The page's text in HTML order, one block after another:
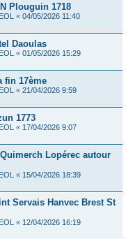
Plouguin 1718
« 04/05/2026 11:40
Daoulas
« 01/05/2026 15:29
fin 17ème
« 21/04/2026 9:59
1773
« 17/04/2026 9:07
Lopérec autour
« 15/04/2026 18:39
Servais Hanvec Brest St
« 12/04/2026 16:19